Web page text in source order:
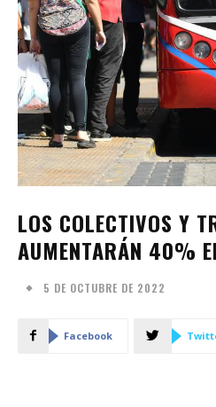
LOS COLECTIVOS Y
AUMENTARÁN 40%
5 DE OCTUBRE DE 2022
Facebook